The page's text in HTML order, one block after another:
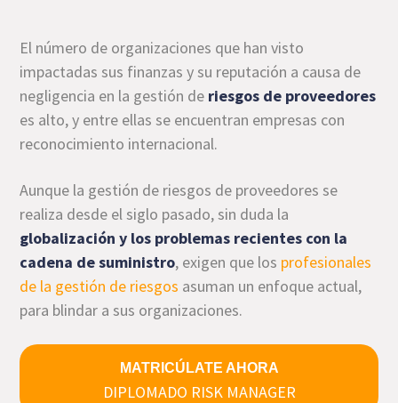
El número de organizaciones que han visto
impactadas sus finanzas y su reputación a causa de
negligencia en la gestión de riesgos de proveedores
es alto, y entre ellas se encuentran empresas con
reconocimiento internacional.
Aunque la gestión de riesgos de proveedores se
realiza desde el siglo pasado, sin duda la
globalización y los problemas recientes con la
cadena de suministro, exigen que los profesionales
de la gestión de riesgos asuman un enfoque actual,
para blindar a sus organizaciones.
MATRICÚLATE AHORA
DIPLOMADO RISK MANAGER